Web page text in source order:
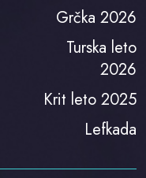
Grčka 2026
Turska leto
2026
Krit leto 2025
Lefkada